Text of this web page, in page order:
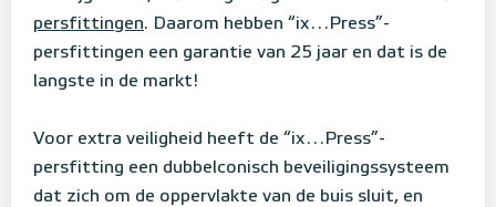
persfittingen. Daarom hebben “ix…Press”-
persfittingen een garantie van 25 jaar en dat is de
langste in de markt!
Voor extra veiligheid heeft de “ix…Press”-
persfitting een dubbelconisch beveiligingssysteem
dat zich om de oppervlakte van de buis sluit, en